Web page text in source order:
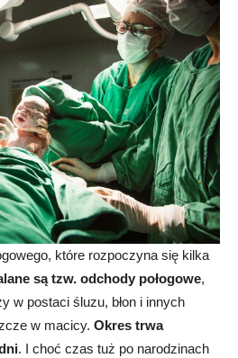
które rozpoczyna się kilka
są tzw. odchody połogowe,
w postaci śluzu, błon i innych
w macicy. Okres trwa
. I choć czas tuż po narodzinach